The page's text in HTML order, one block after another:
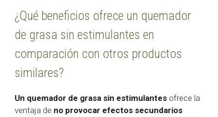
¿Qué beneficios ofrece un quemador
de grasa sin estimulantes en
comparación con otros productos
similares?
Un quemador de grasa sin estimulantes ofrece la
ventaja de no provocar efectos secundarios